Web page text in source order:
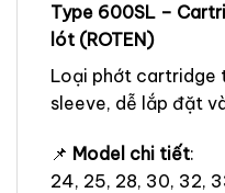
Type 600SL –
lót (ROTEN)
Loại phớt cartridge
sleeve, dễ lắp đặt
📌 Model chi tiết:
24, 25, 28, 30, 32,